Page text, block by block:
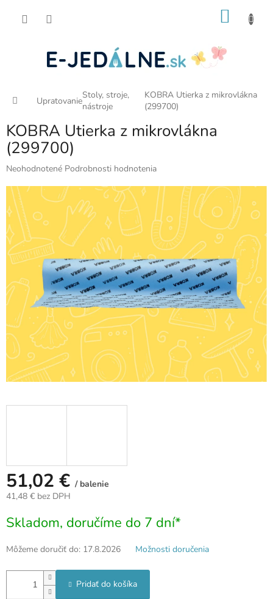
Domov
UpratovanieStoly, stroje,
nástroje
KOBRA Utierka z mikrovlákna
(299700)
KOBRA Utierka z mikrovlákna
(299700)
Priemerné
produktu
je
0,0
z
5
hviezdičiek.
Neohodnotené Podrobnosti hodnotenia
51,02 € / balenie
41,48 € bez DPH
cena:
Skladom, doručíme do 7 dní*
Môžeme doručiť do: 17.8.2026 Možnosti doručenia
Pridať do košíka